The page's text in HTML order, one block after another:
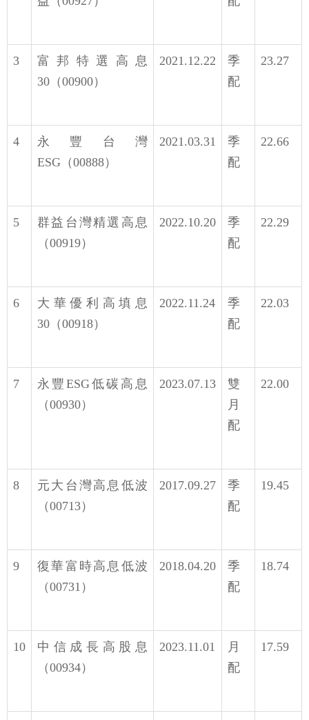
3
富邦特選高息
30（00900）
2021.12.22
季
配
23.27
4
永豐台灣
ESG（00888）
2021.03.31
季
配
22.66
5
群益台灣精選高息
（00919）
2022.10.20
季
配
22.29
6
大華優利高填息
30（00918）
2022.11.24
季
配
22.03
7
永豐ESG低碳高息
（00930）
2023.07.13
雙
月
配
22.00
8
元大台灣高息低波
（00713）
2017.09.27
季
配
19.45
9
復華富時高息低波
（00731）
2018.04.20
季
配
18.74
10
中信成長高股息
（00934）
2023.11.01
月
配
17.59